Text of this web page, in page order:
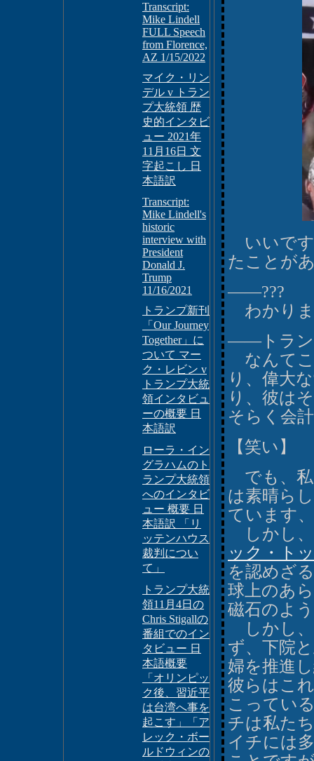
Transcript:
Mike Lindell
FULL Speech
from Florence,
AZ 1/15/2022
マイク・リン
デル v トラン
プ大統領 歴
史的インタビ
ュー 2021年
11月16日 文
字起こし 日
本語訳
Transcript:
Mike Lindell's
historic
interview with
President
Donald J.
Trump
11/16/2021
トランプ新刊
「Our Journey
Together」に
ついて マー
ク・レビン v
トランプ大統
領インタビュ
ーの概要 日
本語訳
ローラ・イン
グラハムのト
ランプ大統領
へのインタビ
ュー 概要 日
本語訳 「リ
ッテンハウス
裁判につい
て」
トランプ大統
領11月4日の
Chris Stigallの
番組でのイン
タビュー 日
本語概要
「オリンピッ
ク後、習近平
は台湾へ事を
起こす」「ア
レック・ボー
ルドウィンの
いいで
たことが
――???
わかり
――トラ
なんてこ
り、偉大
り、彼は
そらく会
【笑い】
でも、私
は素晴ら
ています
しかし、
ック・ト
を認めざ
球上のあ
磁石のよ
しかし、
ず、下院
婦を推進
彼らはこ
こってい
チは私た
イチには